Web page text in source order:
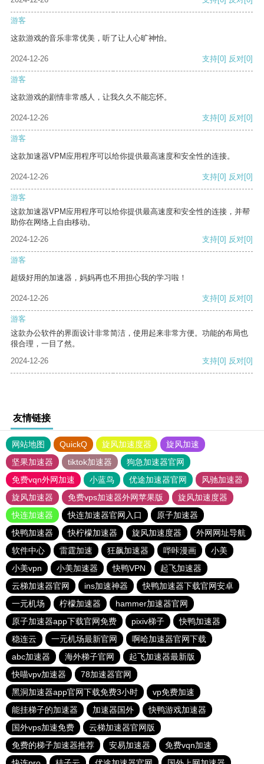
游客
这款游戏的音乐非常优美，听了让人心旷神怡。
2024-12-26 支持[0] 反对[0]
游客
这款游戏的剧情非常感人，让我久久不能忘怀。
2024-12-26 支持[0] 反对[0]
游客
这款加速器VPM应用程序可以给你提供最高速度和安全性的连接。
2024-12-26 支持[0] 反对[0]
游客
这款加速器VPM应用程序可以给你提供最高速度和安全性的连接，并帮
助你在网络上自由移动。
2024-12-26
支持[0] 反对[0]
游客
超级好用的加速器，妈妈再也不用担心我的学习啦！
2024-12-26 支持[0] 反对[0]
游客
这款办公软件的界面设计非常简洁，使用起来非常方便。功能的布局也
很合理，一目了然。
2024-12-26
支持[0] 反对[0]
友情链接
网站地图 QuickQ 旋风加速度器
旋风加速
坚果加速器
tiktok加速器
狗急加速器官网
免费vqn外网加速
小蓝鸟 优途加速器官网
风驰加速器
旋风加速器
免费vps加速器外网苹果版
旋风加速度器
快连加速器
快连加速器官网入口
原子加速器
快鸭加速器
快柠檬加速器 旋风加速度器
外网网址导航
软件中心
雷霆加速 狂飙加速器 哔咔漫画
小美
小美vpn
小美加速器 快鸭VPN
起飞加速器
云梯加速器官网
ins加速神器
快鸭加速器下载官网安卓
一元机场
柠檬加速器
hammer加速器官网
原子加速器app下载官网免费
pixiv梯子
快鸭加速器
稳连云
一元机场最新官网
啊哈加速器官网下载
abc加速器
海外梯子官网
起飞加速器最新版
快喵vpv加速器
78加速器官网
黑洞加速器app官网下载免费3小时
vp免费加速
能挂梯子的加速器
加速器国外
快鸭游戏加速器
国外vps加速免费
云梯加速器官网版
免费的梯子加速器推荐
安易加速器
免费vqn加速